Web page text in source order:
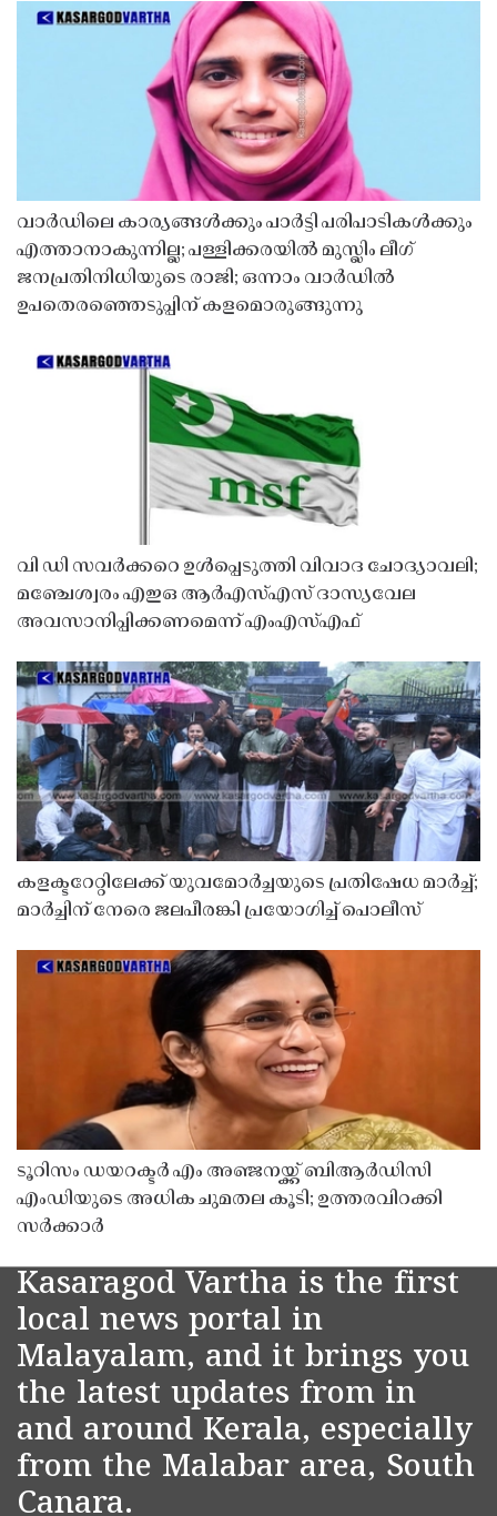
വാർഡിലെ കാര്യങ്ങൾക്കും പാർട്ടി പരിപാടികൾക്കും
എത്താനാകുന്നില്ല; പള്ളിക്കരയിൽ മുസ്ലിം ലീഗ്
ജനപ്രതിനിധിയുടെ രാജി; ഒന്നാം വാർഡിൽ
ഉപതെരഞ്ഞെടുപ്പിന് കളമൊരുങ്ങുന്നു
വി ഡി സവർക്കറെ ഉൾപ്പെടുത്തി വിവാദ ചോദ്യാവലി;
മഞ്ചേശ്വരം എഇഒ ആർഎസ്എസ് ദാസ്യവേല
അവസാനിപ്പിക്കണമെന്ന് എംഎസ്എഫ്
കളക്ടറേറ്റിലേക്ക് യുവമോർച്ചയുടെ പ്രതിഷേധ മാർച്ച്;
മാർച്ചിന് നേരെ ജലപീരങ്കി പ്രയോഗിച്ച് പൊലീസ്
ടൂറിസം ഡയറക്ടർ എം അഞ്ജനയ്ക്ക് ബിആർഡിസി
എംഡിയുടെ അധിക ചുമതല കൂടി; ഉത്തരവിറക്കി
സർക്കാർ
Kasaragod Vartha is the first
local news portal in
Malayalam, and it brings you
the latest updates from in
and around Kerala, especially
from the Malabar area, South
Canara.